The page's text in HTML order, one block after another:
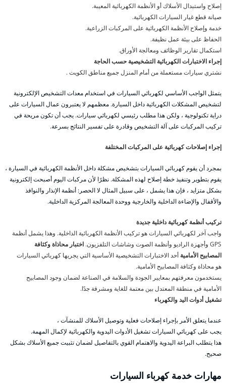
إصلاح واستبدال الأسلاك أو الأنظمة الكهربائية المعيبة.
صيانة قطع غيار السيارات الكهربائية.
خدمة وإصلاح الأنظمة الكهربائية على المركبات الزراعية.
الحفاظ على بيئة عمل نظيفة.
استكمال تقارير الوظائف ومعالجة الأوراق.
إجراء الاختبارات الكهربائية التشخيصية حسب الحاجة
نشتري سيارات مستعملة من أمام المنزل جميع مناطق الكويت .
يتمثل الواجب الأساسي لكهربائي السيارات في استخدام معدات التشخيص الإلكترونية
لتشخيص المشكلات الكهربائية داخل السيارة. معظمهم لا يعتبرون عمال السيارات على
دراية تكنولوجية ، ولكن هذا مطلب رئيسي لكهربائي سيارات. يجب أن تكون مريحة في
تركيب المركبات على آلة التشخيص وقادرة على تفسير النتائج بسرعة.
إجراء إصلاحات كهربائية على المركبات المختلفة
بمجرد أن يقوم كهربائي السيارات بتشخيص مشكلة داخل الأنظمة الكهربائية في السيارة ،
يقوم بتطوير وتنفيذ خطة إصلاح لهذه المشكلة. نظرًا لأن مركبات اليوم أصبحت إلكترونية
بشكل متزايد ، فإن هذا يشمل ، على سبيل المثال لا الحصر: أنظمة الإنذار والنوافذ
والأقفال والإضاءة الداخلية والخارجية ووحدة المعالجة المركزية الداخلية.
تركيب أنظمة كهربائية داخلية جديدة
واجب آخر لكهربائي السيارات هو تركيب الأنظمة الكهربائية الداخلية. وهذا يشمل أنظمة
GPS وأجهزة الراديو وأنظمة الصوت وشاشات التلفزيون.
اختبار محاذاة وكثافة
المصابيح الأمامية أحد الاختبارات التشخيصية الأساسية التي يجريها كهربائي السيارات
هو محاذاة وكثافة المصابيح الأمامية.
يستخدمون معرفتهم بمعايير الجودة والسلامة في الصناعة لضمان وجود المصابيح
الأمامية في منطقة المعتدل بين معتمة للغاية ومشرقة جدًا.
تشغيل أدوات اليد والكهرباء
عندما يتعلق الأمر بإجراء إصلاحات فعلية وتوصيل الأسلاك للمنشآت ،
يجب على كهربائي السيارات تشغيل الأدوات اليدوية والكهربائية لإكمال المهمة.
هذا يتطلب البراعة اليدوية والاهتمام القوي بالتفاصيل لضمان تثبيت جميع الأسلاك بشكل
صحيح.
مهارات خدمة كهرباء السيارات